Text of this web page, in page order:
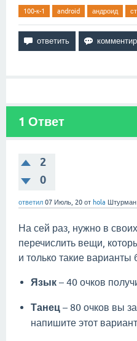
100-к-1 android андроид
1 Ответ
2
0
ответил 07 Июль, 20 от hola Штурман
На сей раз, нужно в
перечислить вещи,
и только такие варианты
Язык – 40 очков
Танец – 80 очков вы
напишите этот